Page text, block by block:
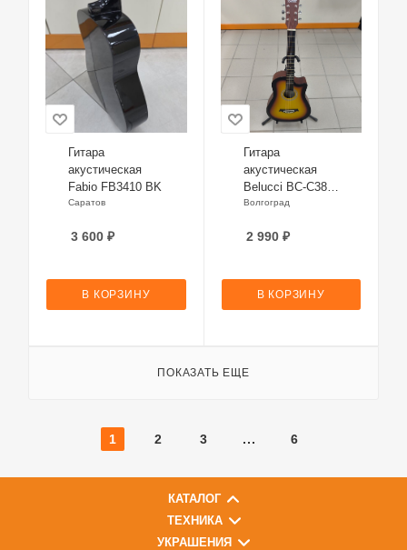
Гитара
акустическая
Fabio FB3410 BK
Саратов
3 600 ₽
В КОРЗИНУ
Гитара
акустическая
Belucci BC-C38
SB
Волгоград
2 990₽
В КОРЗИНУ
ПОКАЗАТЬ ЕЩЕ
1 2 3 6
КАТАЛОГ
ТЕХНИКА
УКРАШЕНИЯ